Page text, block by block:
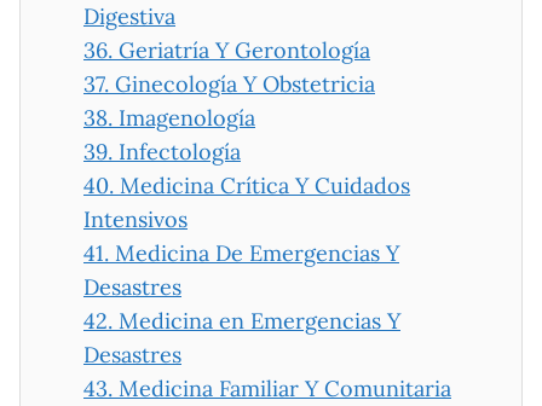
Digestiva
36. Geriatría Y Gerontología
37. Ginecología Y Obstetricia
38. Imagenología
39. Infectología
40. Medicina Crítica Y Cuidados
Intensivos
41. Medicina De Emergencias Y
Desastres
42. Medicina en Emergencias Y
Desastres
43. Medicina Familiar Y Comunitaria